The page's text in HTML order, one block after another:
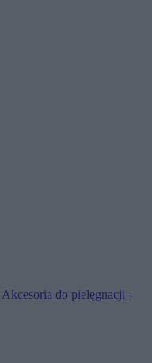
Akcesoria do pielęgnacji -